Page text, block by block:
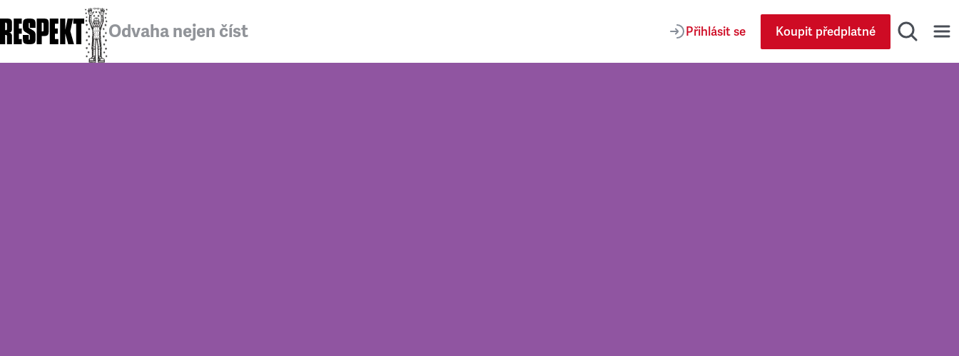
Odvaha nejen číst Přihlásit se Koupit předplatné